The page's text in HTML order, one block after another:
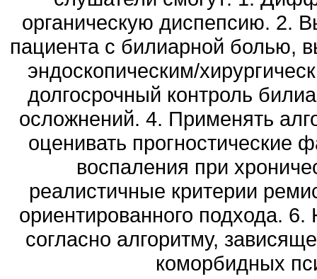
органическую диспепсию. 2.
пациента с билиарной болью,
эндоскопическим/
долгосрочный контроль
осложнений. 4. Применять
оценивать прогностические
воспаления при
реалистичные критерии
ориентированного подхода.
согласно алгоритму,
коморбидных